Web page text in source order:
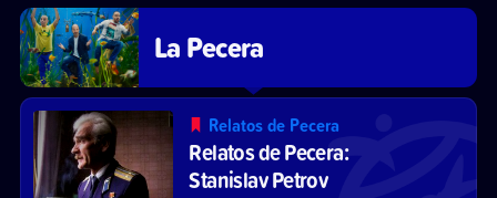
La Pecera
Relatos de Pecera
Relatos de Pecera:
Stanislav Petrov